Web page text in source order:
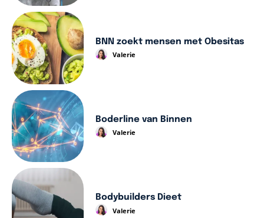
BNN zoekt mensen met Obesitas
Valerie
Boderline van Binnen
Valerie
Bodybuilders Dieet
Valerie